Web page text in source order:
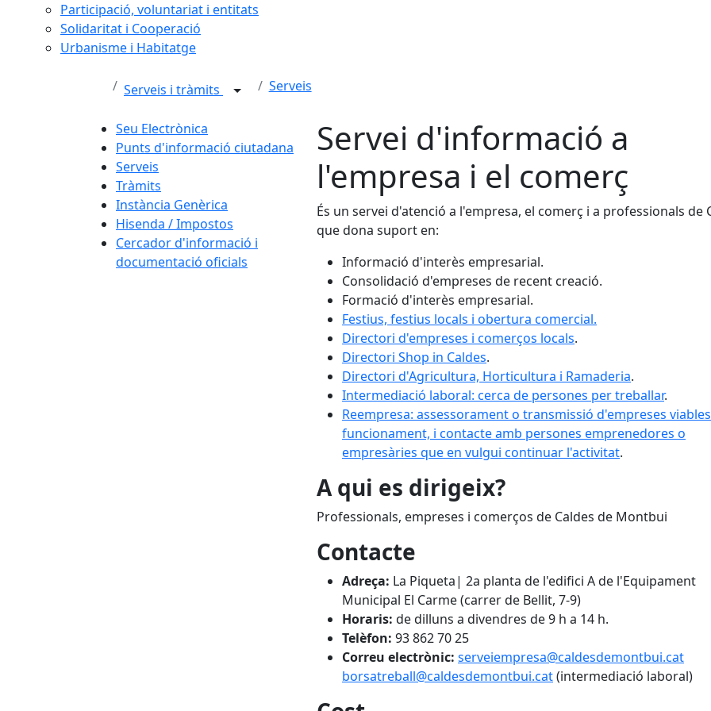
Participació, voluntariat i entitats
Solidaritat i Cooperació
Urbanisme i Habitatge
Serveis i tràmits Serveis
Seu Electrònica
Punts d'informació ciutadana
Serveis
Tràmits
Instància Genèrica
Hisenda / Impostos
Cercador d'informació i
documentació oficials
Servei d'informació a
l'empresa i el comerç
És un servei d'atenció a l'empresa, el comerç i a professionals de
que dona suport en:
Informació d'interès empresarial.
Consolidació d'empreses de recent creació.
Formació d'interès empresarial.
Festius, festius locals i obertura comercial.
Directori d'empreses i comerços locals.
Directori Shop in Caldes.
Directori d'Agricultura, Horticultura i Ramaderia.
Intermediació laboral: cerca de persones per treballar.
Reempresa: assessorament o transmissió d'empreses
funcionament, i contacte amb persones emprenedores o
empresàries que en vulgui continuar l'activitat.
A qui es dirigeix?
Professionals, empreses i comerços de Caldes de Montbui
Contacte
Adreça: La Piqueta| 2a planta de l'edifici A de l'Equipament
Municipal El Carme (carrer de Bellit, 7-9)
Horaris: dedilluns a divendres de 9 h a 14 h.
Telèfon: 93 862 70 25
Correu electrònic: serveiempresa@caldesdemontbui.cat
borsatreball@caldesdemontbui.cat(intermediació laboral)